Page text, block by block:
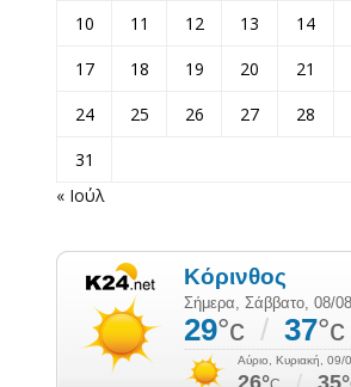
10
11 12 13 14
17
18 19 20 21
24
25 26 27 28
31
« Ιούλ